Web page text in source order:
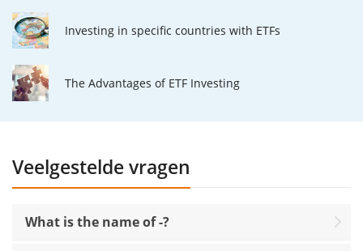
Investing in specific countries with ETFs
The Advantages of ETF Investing
Veelgestelde vragen
What is the name of -?